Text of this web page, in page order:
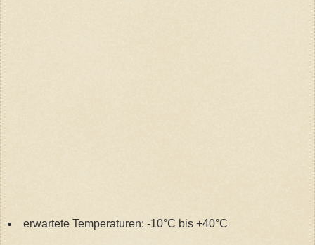
erwartete Temperaturen: -10°C bis +40°C